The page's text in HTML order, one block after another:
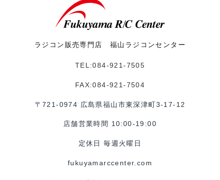
ラジコン販売専門店 福山ラジコンセンター
TEL:084-921-7505
FAX:084-921-7504
〒721-0974 広島県福山市東深津町3-17-12
店舗営業時間 10:00-19:00
定休日 毎週火曜日
fukuyamarccenter.com